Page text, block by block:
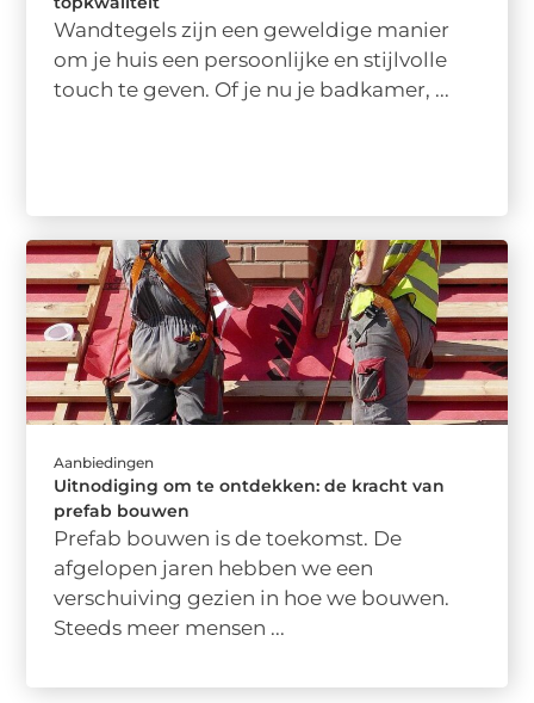
Wandtegels zijn een geweldige manier
om je huis een persoonlijke en stijlvolle
touch te geven. Of je nu je badkamer, ...
Aanbiedingen
Uitnodiging om te ontdekken: de kracht van
prefab bouwen
Prefab bouwen is de toekomst. De
afgelopen jaren hebben we een
verschuiving gezien in hoe we bouwen.
Steeds meer mensen ...